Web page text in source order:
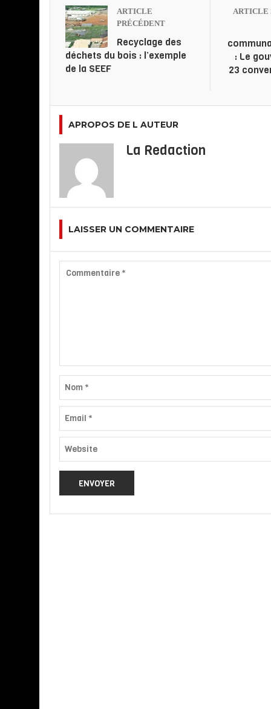
ARTICLE
PRÉCÉDENT
Recyclage des
déchets du bois : l’exemple
de la SEEF
ARTICLE
: Le
23
APROPOS DE L AUTEUR
La Redaction
LAISSER UN COMMENTAIRE